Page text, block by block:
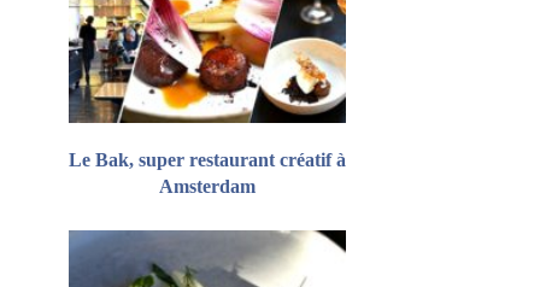
Le Bak, super restaurant créatif à
Amsterdam